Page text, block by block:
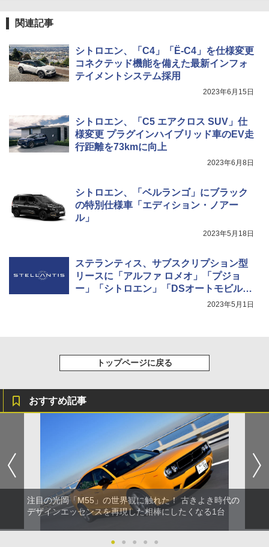
関連記事
シトロエン、「C4」「Ë-C4」を仕様変更
コネクテッド機能を備えた最新インフォ
テイメントシステム採用
2023年6月15日
シトロエン、「C5 エアクロス SUV」仕
様変更 プラグインハイブリッド車のEV走
行距離を73kmに向上
2023年6月8日
シトロエン、「ベルランゴ」にブラック
の特別仕様車「エディション・ノアー
ル」
2023年5月18日
ステランティス、サブスクリプション型
リースに「アルファ ロメオ」「プジョ
ー」「シトロエン」「DSオートモビル」
2023年5月1日
トップページに戻る
おすすめ記事
注目の光岡「M55」の世界観に触れた！ 古きよき時代の
デザインエッセンスを再現した相棒にしたくなる1台
● ● ● ● ●